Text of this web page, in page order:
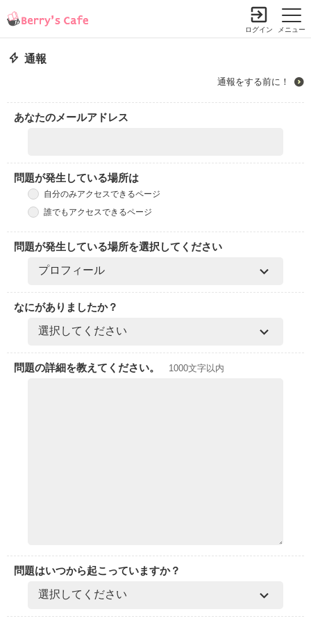
メニュー
ログイン
通報
通報をする前に！
あなたのメールアドレス
問題が発生している場所は
自分のみアクセスできるページ
誰でもアクセスできるページ
問題が発生している場所を選択してください
なにがありましたか？
問題の詳細を教えてください。 1000文字以内
問題はいつから起こっていますか？